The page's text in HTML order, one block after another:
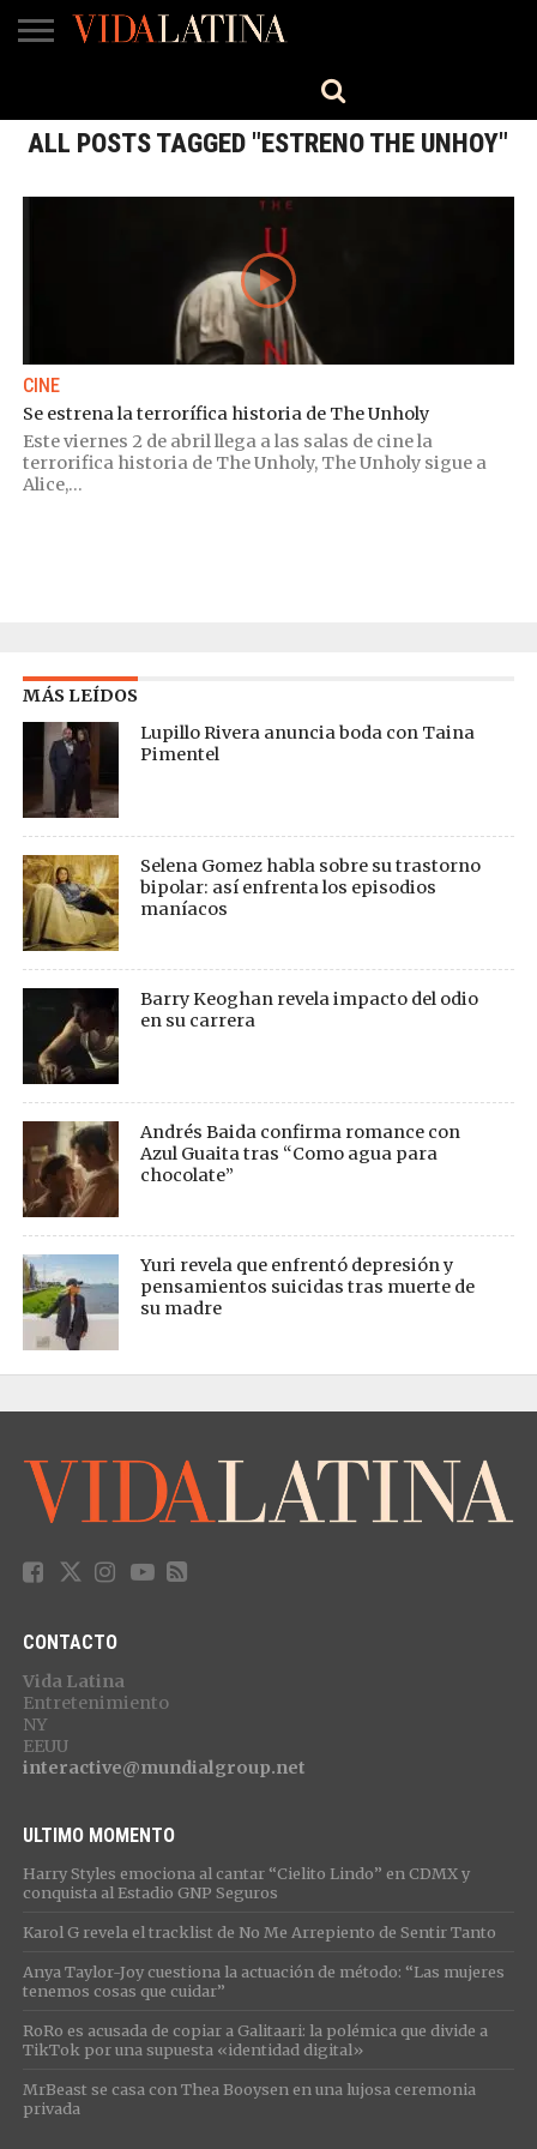
TV
ALL POSTS TAGGED "ESTRENO THE UNHOY"
CINE
Se estrena la terrorífica historia de The Unholy
Este viernes 2 de abril llega a las salas de cine la
terrorifica historia de The Unholy, The Unholy sigue a
Alice,...
MÁS LEÍDOS
Lupillo Rivera anuncia boda con Taina
Pimentel
Selena Gomez habla sobre su trastorno
bipolar: así enfrenta los episodios
maníacos
Barry Keoghan revela impacto del odio
en su carrera
Andrés Baida confirma romance con
Azul Guaita tras “Como agua para
chocolate”
Yuri revela que enfrentó depresión y
pensamientos suicidas tras muerte de
su madre
CONTACTO
Vida Latina
Entretenimiento
NY
EEUU
interactive@mundialgroup.net
ULTIMO MOMENTO
Harry Styles emociona al cantar “Cielito Lindo” en CDMX y
conquista al Estadio GNP Seguros
Karol G revela el tracklist de No Me Arrepiento de Sentir Tanto
Anya Taylor-Joy cuestiona la actuación de método: “Las mujeres
tenemos cosas que cuidar”
RoRo es acusada de copiar a Galitaari: la polémica que divide a
TikTok por una supuesta «identidad digital»
MrBeast se casa con Thea Booysen en una lujosa ceremonia
privada